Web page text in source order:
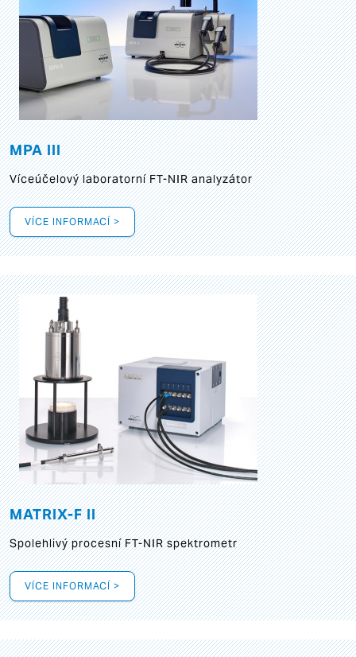
MPA III
Víceúčelový laboratorní FT-NIR analyzátor
VÍCE INFORMACÍ >
MATRIX-F II
Spolehlivý procesní FT-NIR spektrometr
VÍCE INFORMACÍ >